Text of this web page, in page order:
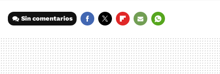
Sin comentarios
MAIL